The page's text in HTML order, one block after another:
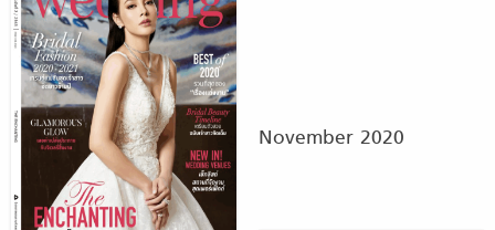
November 2020